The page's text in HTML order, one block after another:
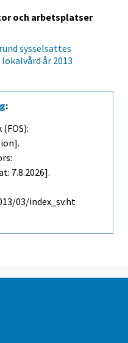
och arbetsplatser
sysselsattes
år 2013
:
7.8.2026].
03/index_sv.ht